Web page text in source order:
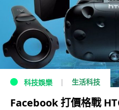
科技娛樂 生活科技
Facebook 打價格戰